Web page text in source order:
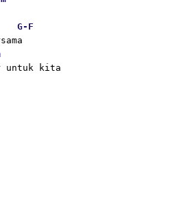
G- F
untuk kita